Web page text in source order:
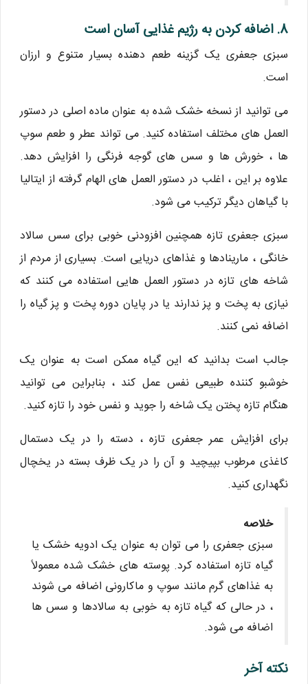
8. اضافه کردن به رژیم غذایی آسان است
سبزی جعفری یک گزینه طعم دهنده بسیار متنوع و ارزان
است.
می توانید از نسخه خشک شده به عنوان ماده اصلی در دستور
العمل های مختلف استفاده کنید. می تواند عطر و طعم سوپ
ها ، خورش ها و سس های گوجه فرنگی را افزایش دهد.
علاوه بر این ، اغلب در دستور العمل های الهام گرفته از ایتالیا
با گیاهان دیگر ترکیب می شود.
سبزی جعفری تازه همچنین افزودنی خوبی برای سس سالاد
خانگی ، مارینادها و غذاهای دریایی است. بسیاری از مردم از
شاخه های تازه در دستور العمل هایی استفاده می کنند که
نیازی به پخت و پز ندارند یا در پایان دوره پخت و پز گیاه را
اضافه نمی کنند.
جالب است بدانید که این گیاه ممکن است به عنوان یک
خوشبو کننده طبیعی نفس عمل کند ، بنابراین می توانید
هنگام تازه پختن یک شاخه را جوید و نفس خود را تازه کنید.
برای افزایش عمر جعفری تازه ، دسته را در یک دستمال
کاغذی مرطوب بپیچید و آن را در یک ظرف بسته در یخچال
نگهداری کنید.
خلاصه
سبزی جعفری را می توان به عنوان یک ادویه خشک یا
گیاه تازه استفاده کرد. پوسته های خشک شده معمولاً
به غذاهای گرم مانند سوپ و ماکارونی اضافه می شوند
، در حالی که گیاه تازه به خوبی به سالادها و سس ها
اضافه می شود.
نکته آخر